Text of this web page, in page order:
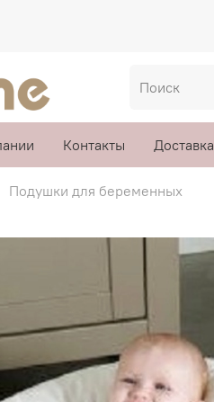
Контакты Доставка
Подушки для беременных